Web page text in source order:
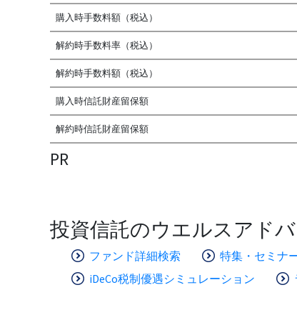
購入時手数料額（税込）
解約時手数料率（税込）
解約時手数料額（税込）
購入時信託財産留保額
解約時信託財産留保額
PR
投資信託のウエルスアド
ファンド詳細検索 特集・セミナ
iDeCo税制優遇シミュレーション